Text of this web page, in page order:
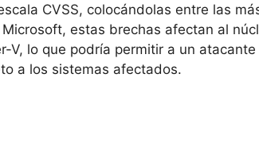
CVSS, colocándolas entre las
estas brechas afectan al
V, lo que podría permitir a un
a los sistemas afectados.